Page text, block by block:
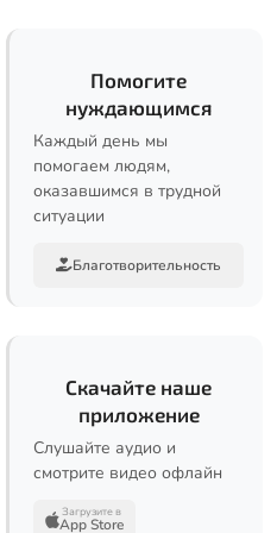
Помогите
нуждающимся
Каждый день мы
помогаем людям,
оказавшимся в трудной
ситуации
Благотворительность
Скачайте наше
приложение
Слушайте аудио и
смотрите видео офлайн
Загрузите в
App Store